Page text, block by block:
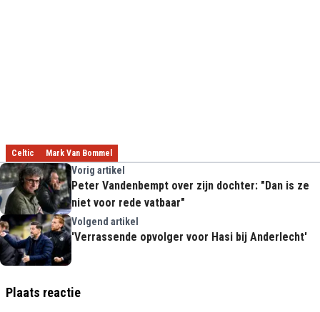
Celtic Mark Van Bommel
Vorig artikel
Peter Vandenbempt over zijn dochter: "Dan is ze
niet voor rede vatbaar"
Volgend artikel
'Verrassende opvolger voor Hasi bij Anderlecht'
Plaats reactie